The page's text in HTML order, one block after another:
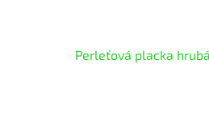
Perleťová placka